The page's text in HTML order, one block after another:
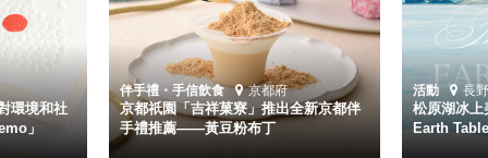
環境和社
」
伴手禮・手信飲食 京都府
京都祇園「吉祥菓寮」推出全新京都伴
手禮推薦——黃豆粉布丁
活動 長
松原湖冰
Earth